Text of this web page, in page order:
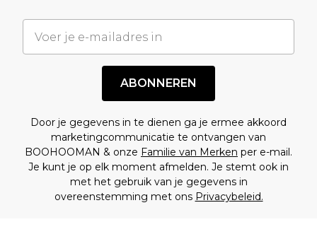
ABONNEREN
Door je gegevens in te dienen ga je ermee akkoord
marketingcommunicatie te ontvangen van
BOOHOOMAN & onze Familie van Merken per e-mail.
Je kunt je op elk moment afmelden. Je stemt ook in
met het gebruik van je gegevens in
overeenstemming met ons Privacybeleid.